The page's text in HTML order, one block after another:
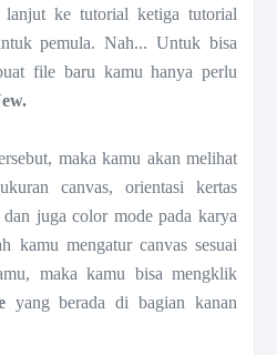
ke tutorial ketiga tutorial
pemula. Nah... Untuk bisa
file baru kamu hanya perlu
maka kamu akan melihat
canvas, orientasi kertas
juga color mode pada karya
kamu mengatur canvas sesuai
maka kamu bisa mengklik
yang berada di bagian kanan